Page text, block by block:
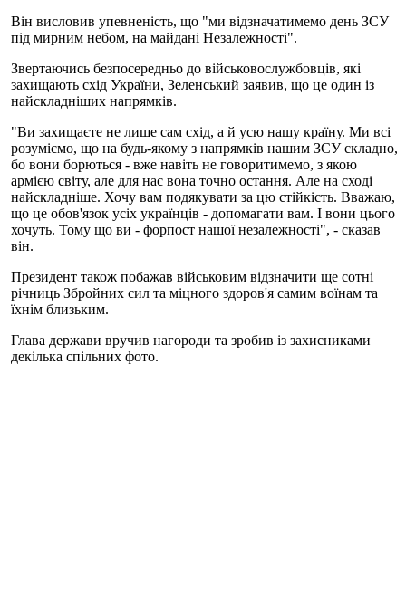
Він висловив упевненість, що "ми відзначатимемо день ЗСУ
під мирним небом, на майдані Незалежності".
Звертаючись безпосередньо до військовослужбовців, які
захищають схід України, Зеленський заявив, що це один із
найскладніших напрямків.
"Ви захищаєте не лише сам схід, а й усю нашу країну. Ми всі
розуміємо, що на будь-якому з напрямків нашим ЗСУ складно,
бо вони борються - вже навіть не говоритимемо, з якою
армією світу, але для нас вона точно остання. Але на сході
найскладніше. Хочу вам подякувати за цю стійкість. Вважаю,
що це обов'язок усіх українців - допомагати вам. І вони цього
хочуть. Тому що ви - форпост нашої незалежності", - сказав
він.
Президент також побажав військовим відзначити ще сотні
річниць Збройних сил та міцного здоров'я самим воїнам та
їхнім близьким.
Глава держави вручив нагороди та зробив із захисниками
декілька спільних фото.